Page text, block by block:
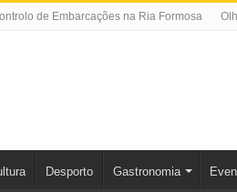
de Embarcações na Ria Formosa
Desporto Gastronomia